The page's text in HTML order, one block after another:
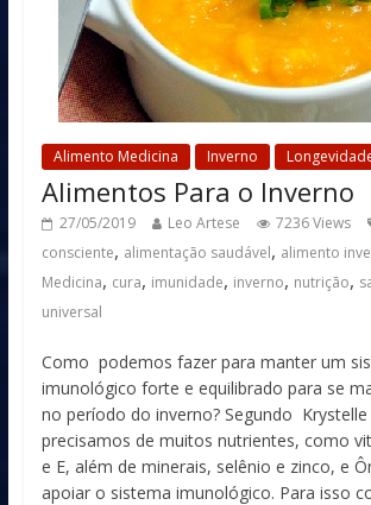
Alimento Medicina Inverno
Alimentos Para o Inverno
27/05/2019 Leo Artese 7236 Views
consciente, alimentação saudável, alimento
Medicina, cura, imunidade, inverno, nutrição,
universal
Como podemos fazer para manter um
imunológico forte e equilibrado para se
no período do inverno? Segundo Krystelle
precisamos de muitos nutrientes, como
e E, além de minerais, selênio e zinco, e
apoiar o sistema imunológico. Para isso